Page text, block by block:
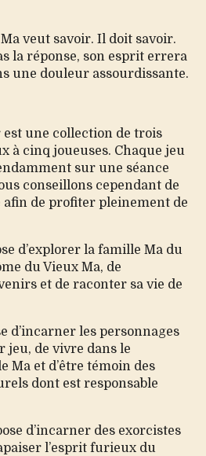
veut savoir. Il doit savoir.
la réponse, son esprit errera
une douleur assourdissante.
est une collection de trois
à cinq joueuses. Chaque jeu
sur une séance
conseillons cependant de
afin de profiter pleinement de
d’explorer la famille Ma du
du Vieux Ma, de
et de raconter sa vie de
d’incarner les personnages
jeu, de vivre dans le
Ma et d’être témoin des
dont est responsable
d’incarner des exorcistes
l’esprit furieux du